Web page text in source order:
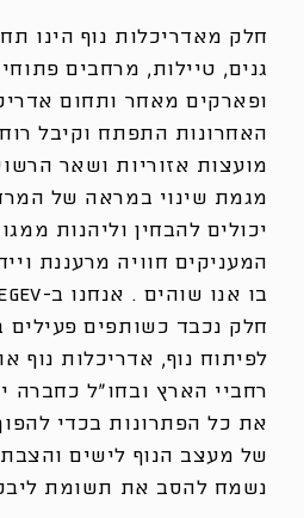
חלק מאדריכלות נוף הינו
גנים, טיילות, מרחבים
ופארקים מאחר ותחום
האחרונות התפתח וקיבל
מועצות אזוריות ושאר
מגמת שינוי במראה של
יכולים להבחין וליהנות
המעניקים חוויה מרעננת
חלק נכבד כשותפים
לפיתוח נוף, אדריכלות נוף
רחביי הארץ ובחו”ל כחברה
את כל הפתרונות בכדי
של מעצב הנוף לישים
נשמח להסב את תשומת